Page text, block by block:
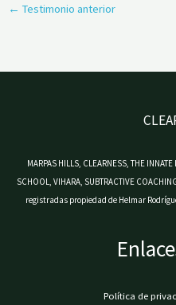
← Testimonio anterior
MARPAS HILLS, CLEARNESS, THE
SCHOOL, VIHARA, SUBTRACTIVE
registradas propiedad de Helmar
Política de